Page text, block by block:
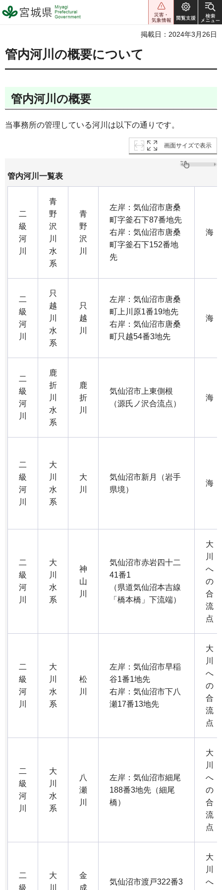
宮城県 Miyagi Prefectural
Government
掲載日：2024年3月26日
管内河川の概要について
管内河川の概要
当事務所の管理している河川は以下の通りです。
画面サイズで表示
管内河川一覧表
二
級
河
川
青
野
沢
川
水
系
青
野
沢
川
左岸：気仙沼市唐桑
町字釜石下87番地先
右岸：気仙沼市唐桑
町字釜石下152番地
先
海
二
級
河
川
只
越
川
水
系
只
越
川
左岸：気仙沼市唐桑
町上川原1番19地先
右岸：気仙沼市唐桑
町只越54番3地先
海
二
級
河
川
鹿
折
川
水
系
鹿
折
川
気仙沼市上東側根
（源氏ノ沢合流点）
海
二
級
河
川
大
川
水
系
大
川
気仙沼市新月（岩手
県境）
海
二
級
河
川
大
川
水
系
神
山
川
気仙沼市赤岩四十二
41番1
（県道気仙沼本吉線
「橋本橋」下流端）
大
川
へ
の
合
流
点
二
級
河
川
大
川
水
系
松
川
左岸：気仙沼市早稲
谷1番1地先
右岸：気仙沼市下八
瀬17番13地先
大
川
へ
の
合
流
点
二
級
河
川
大
川
水
系
八
瀬
川
左岸：気仙沼市細尾
188番3地先（細尾
橋）
大
川
へ
の
合
流
点
二
級
大
川
金
成
気仙沼市渡戸322番3
大
川
へ